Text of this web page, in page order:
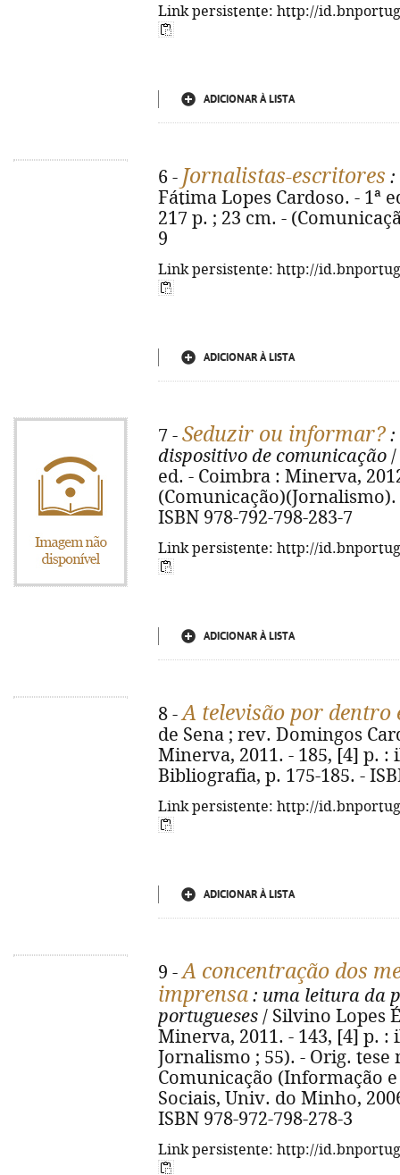
Link persistente: http://
ADICIONAR À LISTA
6 - Jornalistas-escritores :
Fátima Lopes Cardoso. - 1ª
217 p. ; 23 cm. -
9
Link persistente: http://
ADICIONAR À LISTA
7 - Seduzir ou informar? :
dispositivo de comunicação /
ed. - Coimbra : Minerva,
ISBN 978-792-798-283-7
Link persistente: http://
ADICIONAR À LISTA
8 -A televisão por dentro
de Sena ; rev. Domingos
Minerva, 2011. - 185, [4] p. :
Bibliografia, p. 175-185. -
Link persistente: http://
ADICIONAR À LISTA
9 -A concentração dos
imprensa : uma leitura da
portugueses / Silvino Lopes
Minerva, 2011. - 143, [4] p. :
Jornalismo ; 55). - Orig. tese
Comunicação (Informação
Sociais, Univ. do Minho,
ISBN 978-972-798-278-3
Link persistente: http://